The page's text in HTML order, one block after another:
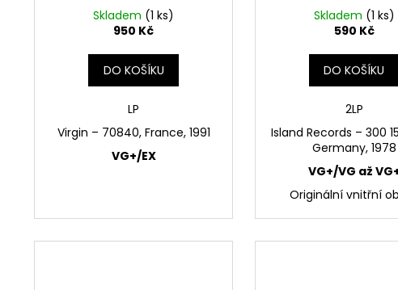
Skladem (1 ks)
950 Kč
DO KOŠÍKU
LP
Virgin – 70840, France, 1991
VG+/EX
Skladem (1 ks)
590 Kč
DO KOŠÍKU
2LP
Island Records ‎– 300
Germany, 1978
VG+/VG až
Originální vnitřní